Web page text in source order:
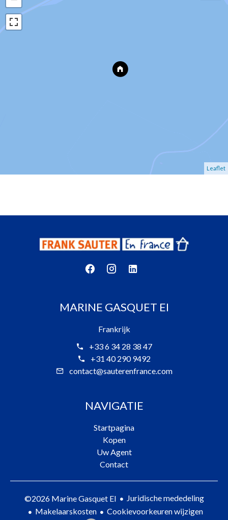
Leaflet
MARINE GASQUET EI
Frankrijk
+33 6 34 28 38 47
+31 40 290 9492
contact@sauterenfrance.com
NAVIGATIE
Startpagina
Kopen
Uw Agent
Contact
©2026 Marine Gasquet EI
Juridische mededeling
Makelaarskosten
Cookievoorkeuren wijzigen